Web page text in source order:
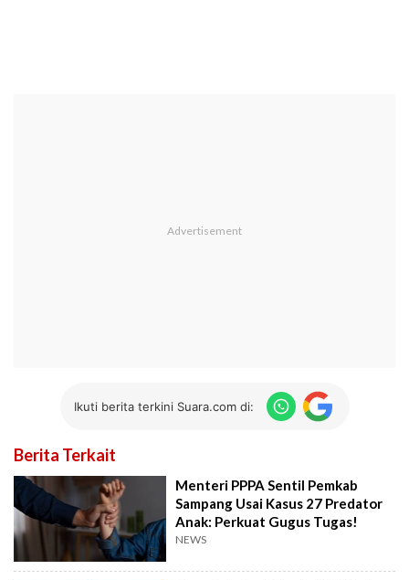
Ikuti berita terkini Suara.com di:
Berita Terkait
Menteri PPPA Sentil Pemkab
Sampang Usai Kasus 27 Predator
Anak: Perkuat Gugus Tugas!
NEWS